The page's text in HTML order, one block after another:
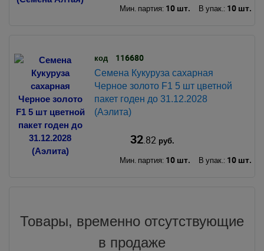
Мин. партия: 10 шт. В упак.: 10 шт.
код 116680
Семена Кукуруза сахарная
Черное золото F1 5 шт цветной
пакет годен до 31.12.2028
(Аэлита)
32.82руб.
Мин. партия: 10 шт. В упак.: 10 шт.
Товары, временно отсутствующие
в продаже